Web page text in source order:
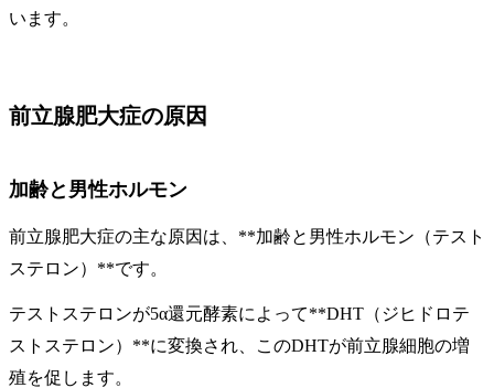
います。
前立腺肥大症の原因
加齢と男性ホルモン
前立腺肥大症の主な原因は、**加齢と男性ホルモン（テスト
ステロン）**です。
テストステロンが5α還元酵素によって**DHT（ジヒドロテ
ストステロン）**に変換され、このDHTが前立腺細胞の増
殖を促します。